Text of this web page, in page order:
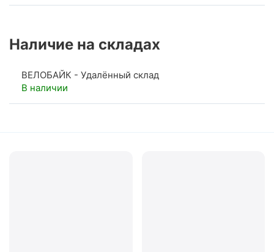
Наличие на складах
ВЕЛОБАЙК - Удалённый склад
В наличии